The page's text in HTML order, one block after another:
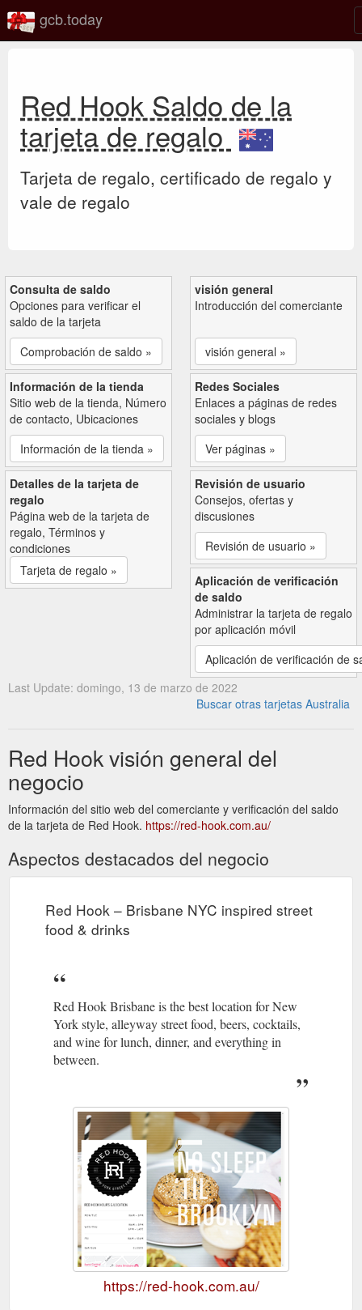
gcb.today
Red Hook Saldo de la
tarjeta de regalo
Tarjeta de regalo, certificado de regalo y
vale de regalo
Consulta de saldo
Opciones para verificar el
saldo de la tarjeta
Comprobación de saldo »
visión general
Introducción del comerciante
visión general »
Información de la tienda
Sitio web de la tienda, Número
de contacto, Ubicaciones
Información de la tienda »
Redes Sociales
Enlaces a páginas de redes
sociales y blogs
Ver páginas »
Detalles de la tarjeta de
regalo
Página web de la tarjeta de
regalo, Términos y
condiciones
Tarjeta de regalo »
Revisión de usuario
Consejos, ofertas y
discusiones
Revisión de usuario »
Aplicación de verificación
de saldo
Administrar la tarjeta de regalo
por aplicación móvil
Aplicación de verificación de
Last Update: domingo, 13 de marzo de 2022
Buscar otras tarjetas Australia
Red Hook visión general del
negocio
Información del sitio web del comerciante y verificación del saldo
de la tarjeta de Red Hook. https://red-hook.com.au/
Aspectos destacados del negocio
Red Hook – Brisbane NYC inspired street
food & drinks
Red Hook Brisbane is the best location for New
York style, alleyway street food, beers, cocktails,
and wine for lunch, dinner, and everything in
between.
https://red-hook.com.au/